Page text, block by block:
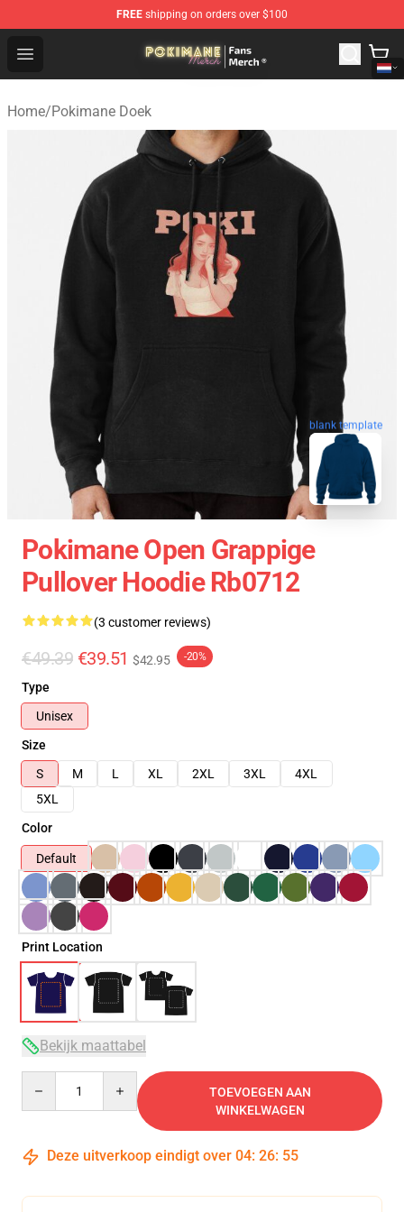
FREE shipping on orders over $100
Open menu
Pokimane Store - Official Pokimane Merchandise Shop
Home/Pokimane Doek
blank template
Pokimane Open Grappige
Pullover Hoodie Rb0712
(3 customer reviews)
€49.39 €39.51 $42.95 -20%
Type
Unisex
Size
S
M L XL 2XL 3XL
4XL
5XL
Color
Default
Print Location
Bekijk maattabel
TOEVOEGEN AAN
WINKELWAGEN
Deze uitverkoop eindigt over 04: 26: 54